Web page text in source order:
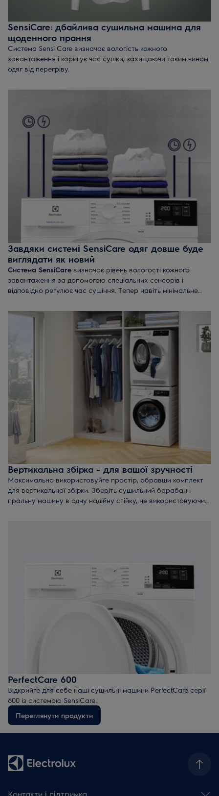
SensiCare: дбайлива сушильна машина для
щоденного прання
Система Sensi Care визначає вологість кожного
завантаження і коригує час сушки, захищаючи таким чином
одяг від перегріву.
ефективності. Догляд без турбот.
Завдяки системі SensiCare одяг довше буде
виглядати як новий
Система SensiCare визначає рівень вологості кожного
завантаження за допомогою спеціальних сенсорів і
відповідно регулює час сушіння. Тепер навіть мінімальне
економите час і енергію, при цьому забезпечуючи своєму
одягу саме той догляд, який йому необхідний – чи то
тижневе прання, чи всього один светр, який ви хочете
Вертикальна збірка - для вашої зручності
Максимально використовуйте простір, обравши комплект
для вертикальної збірки. Зберіть сушильний барабан і
пральну машину в одну надійну стійку, не використовуючи
PerfectCare 600
Відкрийте для себе наші сушильні машини PerfectCare серії
600 із системою SensiCare.
Переглянути продукти
Контакти і підтримка